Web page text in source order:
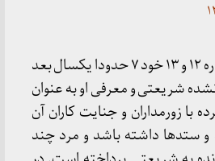
مجله ۱۵ خرداد درشماره ۱۲ و ۱۳ خود ۷ حدودا یکسال بعد
شریعتی و معرفی او به عنوان
زورمداران و جنایت کاران آن
و ستدها داشته باشد و مرد چند